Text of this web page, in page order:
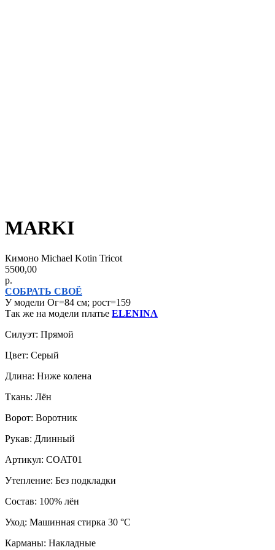
MARKI
Кимоно Michael Kotin Tricot
5500,00
р.
СОБРАТЬ СВОЁ
У модели Ог=84 см; рост=159
Так же на модели платье ELENINA
Силуэт: Прямой
Цвет: Серый
Длина: Ниже колена
Ткань: Лён
Ворот: Воротник
Рукав: Длинный
Артикул: COAT01
Утепление: Без подкладки
Состав: 100% лён
Уход: Машинная стирка 30 °C
Карманы: Накладные